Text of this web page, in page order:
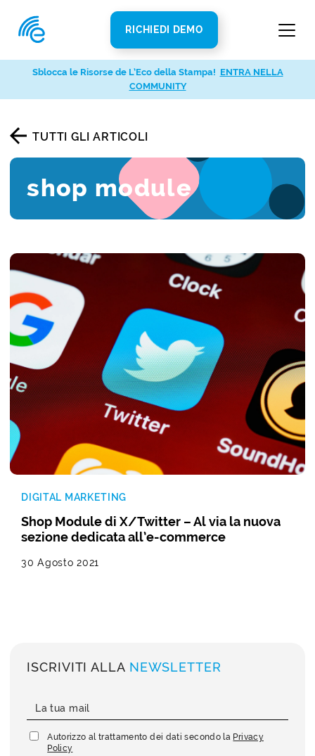
RICHIEDI DEMO
TUTTI GLI ARTICOLI
shop module
DIGITAL MARKETING
Shop Module di X/Twitter – Al via la nuova
sezione dedicata all’e-commerce
30 Agosto 2021
ISCRIVITI ALLA NEWSLETTER
Autorizzo al trattamento dei dati secondo la Privacy
Policy
Sblocca le Risorse de L’Eco della Stampa! ENTRA NELLA
COMMUNITY